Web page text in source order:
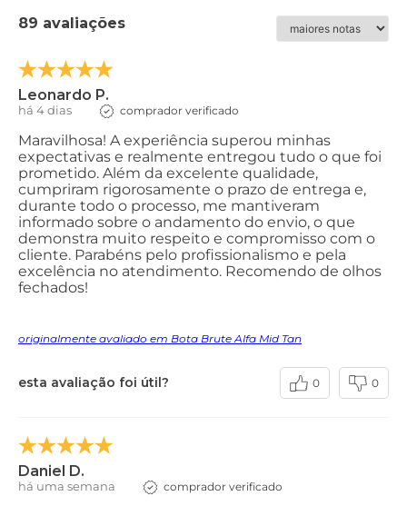
89 avaliações
Leonardo P.
há 4 dias comprador verificado
Maravilhosa! A experiência superou minhas
expectativas e realmente entregou tudo o que foi
prometido. Além da excelente qualidade,
cumpriram rigorosamente o prazo de entrega e,
durante todo o processo, me mantiveram
informado sobre o andamento do envio, o que
demonstra muito respeito e compromisso com o
cliente. Parabéns pelo profissionalismo e pela
excelência no atendimento. Recomendo de olhos
fechados!
originalmente avaliado em Bota Brute Alfa Mid Tan
esta avaliação foi útil? 0 0
Daniel D.
há uma semana comprador verificado